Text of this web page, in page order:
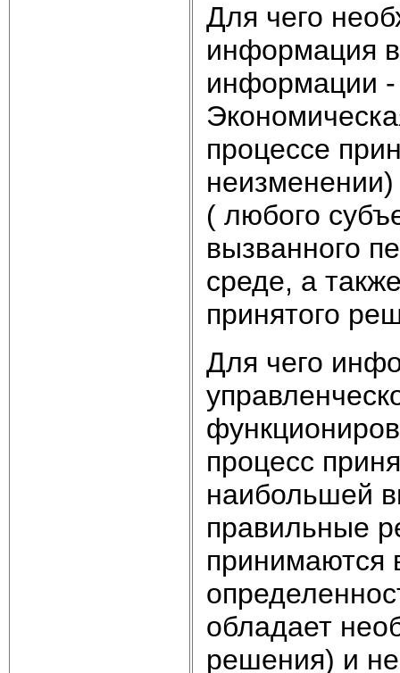
Для чего
информация
информации
процессе
неизменении)
( любого
вызванного
среде, а
принятого
Для чего
процесс
наибольшей
правильные
принимаются
обладает
решения) и